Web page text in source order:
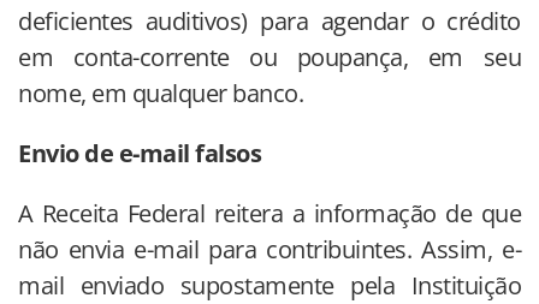
deficientes auditivos) para agendar o crédito
em conta-corrente ou poupança, em seu
nome, em qualquer banco.
Envio de e-mail falsos
A Receita Federal reitera a informação de que
não envia e-mail para contribuintes. Assim, e-
mail enviado supostamente pela Instituição